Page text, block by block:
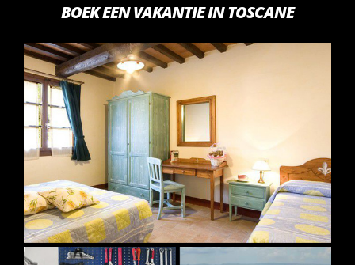
BOEK EEN VAKANTIE IN TOSCANE